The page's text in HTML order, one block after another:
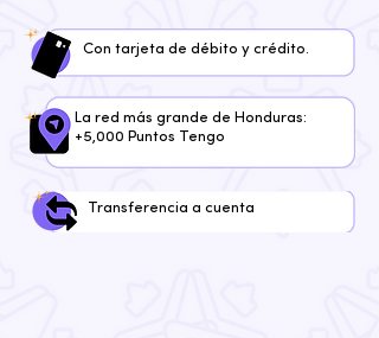
Con tarjeta de débito y crédito.
La red más grande de Honduras:
+5,000 Puntos Tengo
Transferencia a cuenta